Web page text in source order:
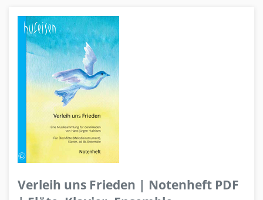
Verleih uns Frieden | Notenheft PDF